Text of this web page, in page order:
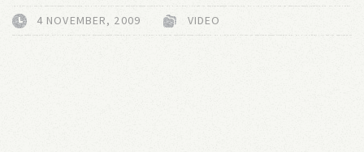
4 NOVEMBER, 2009 VIDEO